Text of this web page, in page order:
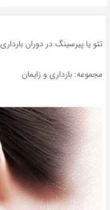
تتو یا پیرسینگ در دوران بارداری
مجموعه: بارداری و زایمان